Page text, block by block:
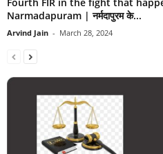
Narmadapuram | नर्मदापुरम के...
Arvind Jain - March 28, 2024